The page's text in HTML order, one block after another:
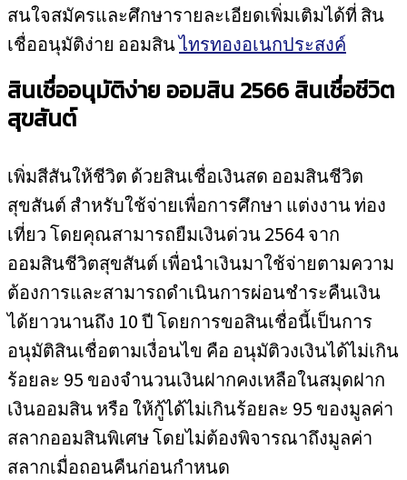
สนใจสมัครและศึกษารายละเอียดเพิ่มเติมได้ที่ สิน
เชื่ออนุมัติง่าย ออมสินไทรทองอเนกประสงค์
สินเชื่ออนุมัติง่าย ออมสิน 2566 สินเชื่อชีวิต
สุขสันต์
เพิ่มสีสันให้ชีวิต ด้วยสินเชื่อเงินสด ออมสินชีวิต
สุขสันต์ สำหรับใช้จ่ายเพื่อการศึกษา แต่งงาน ท่อง
เที่ยว โดยคุณสามารถยืมเงินด่วน 2564 จาก
ออมสินชีวิตสุขสันต์ เพื่อนำเงินมาใช้จ่ายตามความ
ต้องการและสามารถดำเนินการผ่อนชำระคืนเงิน
ได้ยาวนานถึง 10 ปี โดยการขอสินเชื่อนี้เป็นการ
อนุมัติสินเชื่อตามเงื่อนไข คือ อนุมัติวงเงินได้ไม่เกิน
ร้อยละ 95 ของจำนวนเงินฝากคงเหลือในสมุดฝาก
เงินออมสิน หรือ ให้กู้ได้ไม่เกินร้อยละ 95 ของมูลค่า
สลากออมสินพิเศษ โดยไม่ต้องพิจารณาถึงมูลค่า
สลากเมื่อถอนคืนก่อนกำหนด